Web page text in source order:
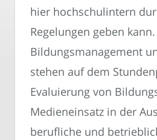
hier hochschulintern
Regelungen geben kann.
Bildungsmanagement
stehen auf dem
Evaluierung von
Medieneinsatz in der
berufliche und